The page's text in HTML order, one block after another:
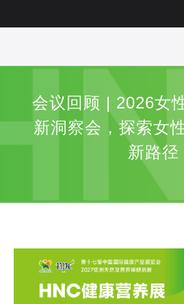
会议回顾 | 2026女
新洞察会，探索女
新路径